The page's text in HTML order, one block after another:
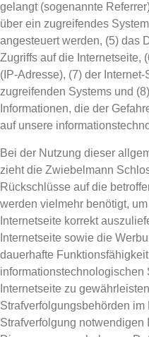
gelangt (sogenannte
über ein zugreifendes
angesteuert werden, (5) das
Zugriffs auf die Internetseite,
(IP-Adresse), (7) der
zugreifenden Systems und
Informationen, die der
auf unsere
Bei der Nutzung dieser
zieht die Zwiebelmann
Rückschlüsse auf die
werden vielmehr benötigt,
Internetseite korrekt
Internetseite sowie die
dauerhafte
informationstechnologischen
Internetseite zu
Strafverfolgungsbehörden
Strafverfolgung notwendigen